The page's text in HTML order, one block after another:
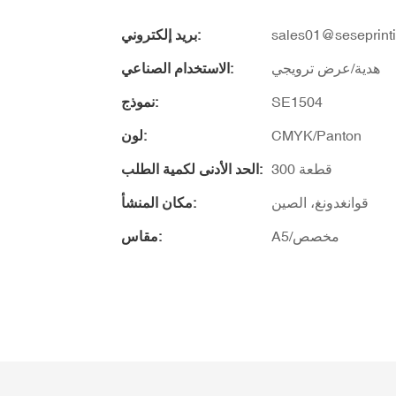
بريد إلكتروني:
الاستخدام الصناعي: هدية/عرض ترويجي
نموذج: SE1504
لون: CMYK/Panton
الحد الأدنى لكمية الطلب: 300 قطعة
مكان المنشأ: قوانغدونغ، الصين
مقاس: A5/مخصص